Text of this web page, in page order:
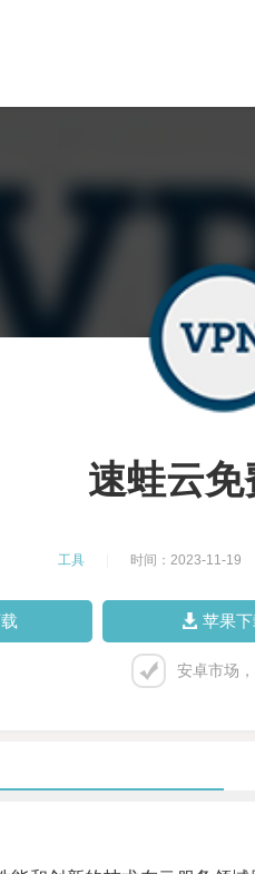
速蛙云免
工具 时间：2023-11-19
苹果
安卓市场